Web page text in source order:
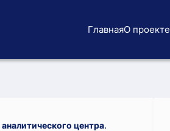
ГлавнаяО проекте
аналитического центра.